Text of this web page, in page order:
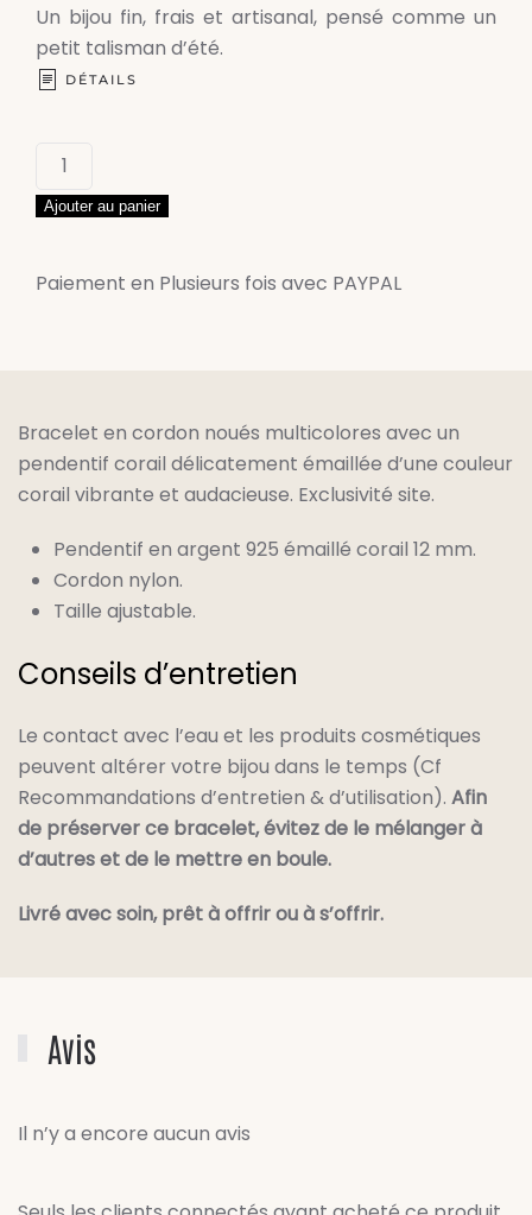
Un bijou fin, frais et artisanal, pensé comme un
petit talisman d’été.
DÉTAILS
quantité
Bracelet
Ajouter au panier
Paiement en Plusieurs fois avec PAYPAL
Bracelet en cordon noués multicolores avec un
pendentif corail délicatement émaillée d’une couleur
corail vibrante et audacieuse. Exclusivité site.
Pendentif en argent 925 émaillé corail 12 mm.
Cordon nylon.
Taille ajustable.
Conseils d’entretien
Le contact avec l’eau et les produits cosmétiques
peuvent altérer votre bijou dans le temps (Cf
Recommandations d’entretien & d’utilisation). Afin
de préserver ce bracelet, évitez de le mélanger à
d’autres et de le mettre en boule.
Livré avec soin, prêt à offrir ou à s’offrir.
Avis
Il n’y a encore aucun avis